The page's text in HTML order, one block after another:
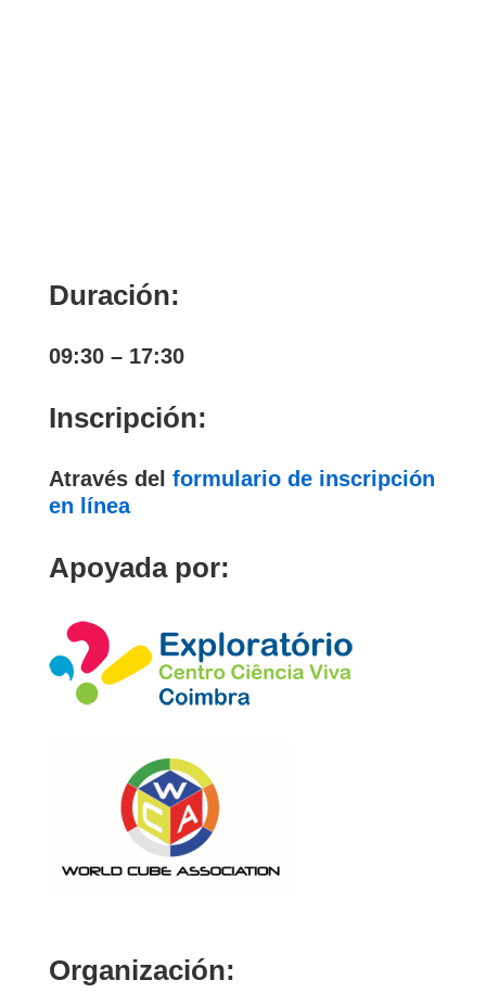
Duración:
09:30 – 17:30
Inscripción:
Através del formulario de inscripción
en línea
Apoyada por:
Organización: